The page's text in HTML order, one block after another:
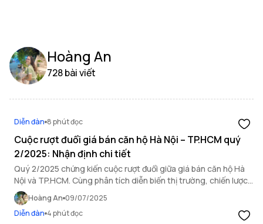
Hoàng An
728 bài viết
Diễn đàn 8 phút đọc
Cuộc rượt đuổi giá bán căn hộ Hà Nội – TP.HCM quý
2/2025: Nhận định chi tiết
Quý 2/2025 chứng kiến cuộc rượt đuổi giữa giá bán căn hộ Hà
Nội và TP.HCM. Cùng phân tích diễn biến thị trường, chiến lược
đầu tư và cơ hội đầu tư cuối năm.
Hoàng An 09/07/2025
Diễn đàn 4 phút đọc